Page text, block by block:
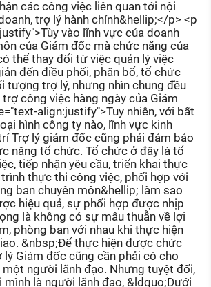
các công việc liên quan tới nội
trợ lý hành chính&hellip;</p> <p
vào lĩnh vực của doanh
của Giám đốc mà chức năng của
thể thay đổi từ việc quản lý việc
đến điều phối, phân bổ, tổ chức
tượng trợ lý, nhưng nhìn chung đều
công việc hàng ngày của Giám
align:justify">Tuy nhiên, với bất
hình công ty nào, lĩnh vực kinh
Trợ lý giám đốc cũng phải đảm bảo
năng tổ chức. Tổ chức ở đây là tổ
tiếp nhận yêu cầu, triển khai thực
trình thực thi công việc, phối hợp với
ban chuyên môn&hellip; làm sao
hiệu quả, sự phối hợp được nhịp
là không có sự mâu thuẫn về lợi
phòng ban với nhau khi thực hiện
&nbsp;Để thực hiện được chức
lý Giám đốc cũng cần phải có cho
người lãnh đạo. Nhưng tuyệt đối,
là người lãnh đạo, &ldquo;Dưới